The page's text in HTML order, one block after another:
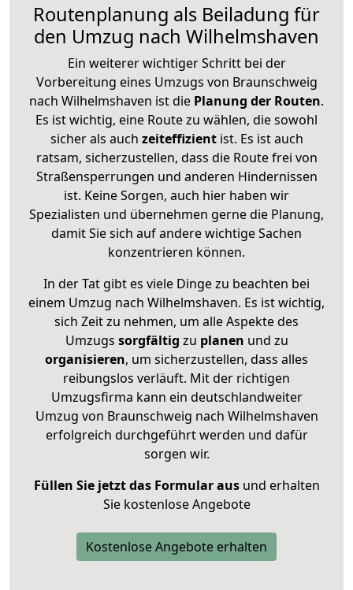
Routenplanung als Beiladung für
den Umzug nach Wilhelmshaven
Ein weiterer wichtiger Schritt bei der
Vorbereitung eines Umzugs von Braunschweig
nach Wilhelmshaven ist die Planung der Routen.
Es ist wichtig, eine Route zu wählen, die sowohl
sicher als auch zeiteffizientist. Es ist auch
ratsam, sicherzustellen, dass die Route frei von
Straßensperrungen und anderen Hindernissen
ist. Keine Sorgen, auch hier haben wir
Spezialisten und übernehmen gerne die Planung,
damit Sie sich auf andere wichtige Sachen
konzentrieren können.
In der Tat gibt es viele Dinge zu beachten bei
einem Umzug nach Wilhelmshaven. Es ist wichtig,
sich Zeit zu nehmen, um alle Aspekte des
Umzugs sorgfältig zu planen und zu
organisieren, um sicherzustellen, dass alles
reibungslos verläuft. Mit der richtigen
Umzugsfirma kann ein deutschlandweiter
Umzug von Braunschweig nach Wilhelmshaven
erfolgreich durchgeführt werden und dafür
sorgen wir.
Füllen Sie jetzt das Formular ausund erhalten
Sie kostenlose Angebote
Kostenlose Angebote erhalten